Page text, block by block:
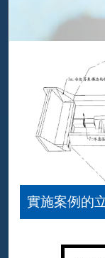
實施案例的